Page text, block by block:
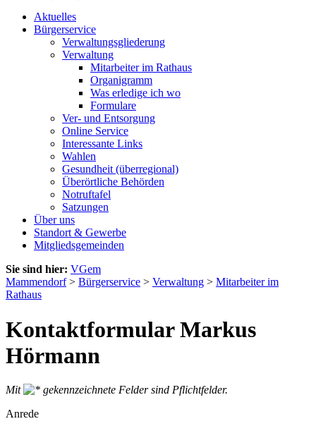
Aktuelles
Bürgerservice
Verwaltungsgliederung
Verwaltung
Mitarbeiter im Rathaus
Organigramm
Was erledige ich wo
Formulare
Ver- und Entsorgung
Online Service
Interessante Links
Wahlen
Gesundheit (überregional)
Überörtliche Behörden
Notruftafel
Satzungen
Über uns
Standort & Gewerbe
Mitgliedsgemeinden
Sie sind hier: VGem
Mammendorf> Bürgerservice > Verwaltung > Mitarbeiter im
Rathaus
Kontaktformular Markus
Hörmann
Mit
gekennzeichnete Felder sind Pflichtfelder.
Anrede